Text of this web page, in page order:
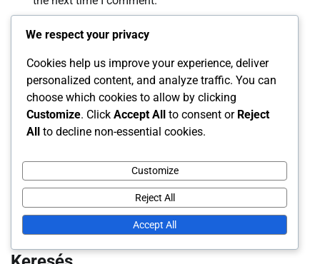
Hivatkozások
Lépjen kapcsolatba velünk
We respect your privacy
Cookies help us improve your experience, deliver
personalized content, and analyze traffic. You can
choose which cookies to allow by clicking
Customize. Click Accept All to consent or Reject
All to decline non-essential cookies.
Customize
Reject All
Accept All